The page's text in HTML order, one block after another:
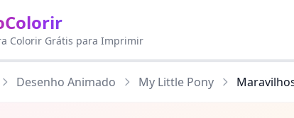
Colorir Grátis para Imprimir
Desenho Animado My Little Pony